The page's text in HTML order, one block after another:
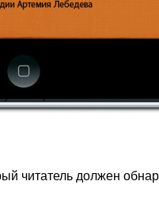
читатель должен